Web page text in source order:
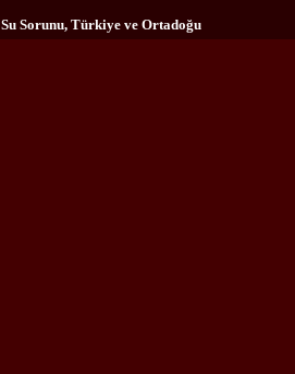
Su Sorunu, Türkiye ve Ortadoğu